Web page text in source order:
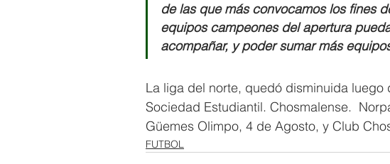
de las que más convocamos los fines
equipos campeones del apertura
acompañar, y poder sumar más
La liga del norte, quedó disminuida
Sociedad Estudiantil. Chosmalense.
Güemes Olimpo, 4 de Agosto, y Club
FUTBOL